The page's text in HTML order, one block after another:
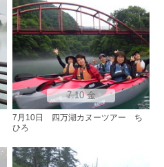
7.10 金
7月10日 四万湖カヌーツアー ち
ひろ